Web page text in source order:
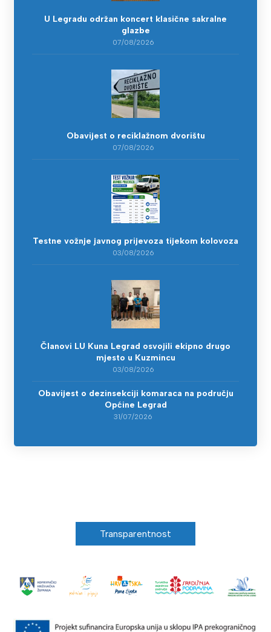
U Legradu održan koncert klasične sakralne
glazbe
07/08/2026
Obavijest o reciklažnom dvorištu
07/08/2026
Testne vožnje javnog prijevoza tijekom kolovoza
03/08/2026
Članovi LU Kuna Legrad osvojili ekipno drugo
mjesto u Kuzmincu
03/08/2026
Obavijest o dezinsekciji komaraca na području
Općine Legrad
31/07/2026
Transparentnost